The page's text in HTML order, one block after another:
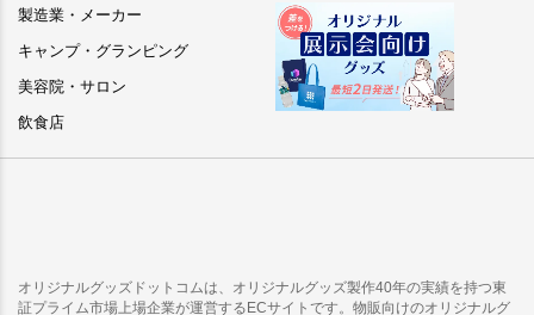
製造業・メーカー
キャンプ・グランピング
美容院・サロン
飲食店
オリジナルグッズドットコムは、オリジナルグッズ製作40年の実績を持つ東
証プライム市場上場企業が運営するECサイトです。物販向けのオリジナルグ